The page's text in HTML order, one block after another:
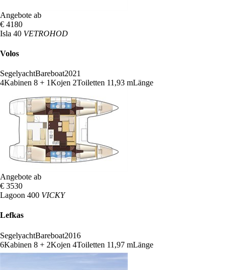
Angebote ab
€ 4180
Isla 40 VETROHOD
Volos
SegelyachtBareboat2021
4Kabinen 8 + 1Kojen 2Toiletten 11,93 mLänge
Angebote ab
€ 3530
Lagoon 400 VICKY
Lefkas
SegelyachtBareboat2016
6Kabinen 8 + 2Kojen 4Toiletten 11,97 mLänge